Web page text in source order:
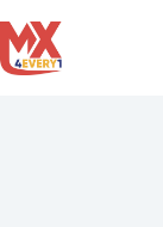
naar
de
inhoud